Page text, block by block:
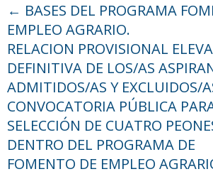
← BASES DEL PROGRAMA
EMPLEO AGRARIO.
RELACION PROVISIONAL
DEFINITIVA DE LOS/AS
ADMITIDOS/AS Y EXCLUIDOS/
CONVOCATORIA PÚBLICA
SELECCIÓN DE CUATRO
DENTRO DEL PROGRAMA DE
FOMENTO DE EMPLEO